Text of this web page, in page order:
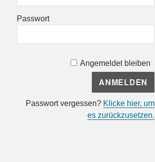
Passwort
Angemeldet bleiben
Passwort vergessen? Klicke hier, um
es zurückzusetzen.